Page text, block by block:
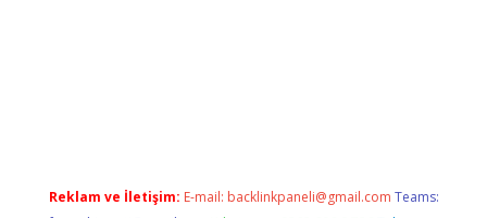
Reklam ve İletişim: E-mail: backlinkpaneli@gmail.com Teams: